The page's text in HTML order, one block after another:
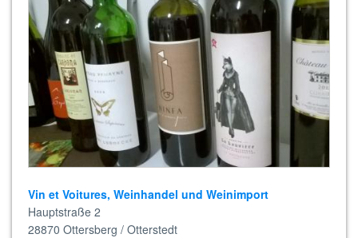
Vin et Voitures, Weinhandel und Weinimport
Hauptstraße 2
28870 Ottersberg / Otterstedt